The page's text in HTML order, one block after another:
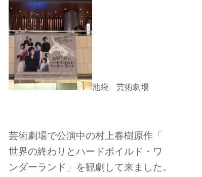
池袋 芸術劇場
芸術劇場で公演中の村上春樹原作「
世界の終わりとハードボイルド・ワ
ンダーランド」を観劇して来ました。